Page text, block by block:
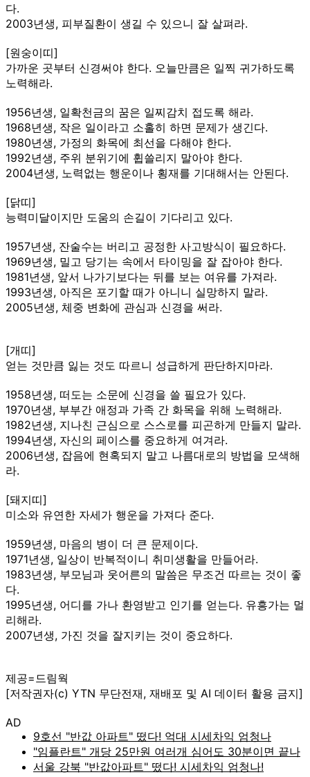
다.
2003년생, 피부질환이 생길 수 있으니 잘 살펴라.
[원숭이띠]
가까운 곳부터 신경써야 한다. 오늘만큼은 일찍 귀가하도록
노력해라.
1956년생, 일확천금의 꿈은 일찌감치 접도록 해라.
1968년생, 작은 일이라고 소홀히 하면 문제가 생긴다.
1980년생, 가정의 화목에 최선을 다해야 한다.
1992년생, 주위 분위기에 휩쓸리지 말아야 한다.
2004년생, 노력없는 행운이나 횡재를 기대해서는 안된다.
[닭띠]
능력미달이지만 도움의 손길이 기다리고 있다.
1957년생, 잔술수는 버리고 공정한 사고방식이 필요하다.
1969년생, 밀고 당기는 속에서 타이밍을 잘 잡아야 한다.
1981년생, 앞서 나가기보다는 뒤를 보는 여유를 가져라.
1993년생, 아직은 포기할 때가 아니니 실망하지 말라.
2005년생, 체중 변화에 관심과 신경을 써라.
[개띠]
얻는 것만큼 잃는 것도 따르니 성급하게 판단하지마라.
1958년생, 떠도는 소문에 신경을 쓸 필요가 있다.
1970년생, 부부간 애정과 가족 간 화목을 위해 노력해라.
1982년생, 지나친 근심으로 스스로를 피곤하게 만들지 말라.
1994년생, 자신의 페이스를 중요하게 여겨라.
2006년생, 잡음에 현혹되지 말고 나름대로의 방법을 모색해
라.
[돼지띠]
미소와 유연한 자세가 행운을 가져다 준다.
1959년생, 마음의 병이 더 큰 문제이다.
1971년생, 일상이 반복적이니 취미생활을 만들어라.
1983년생, 부모님과 웃어른의 말씀은 무조건 따르는 것이 좋
다.
1995년생, 어디를 가나 환영받고 인기를 얻는다. 유흥가는 멀
리해라.
2007년생, 가진 것을 잘지키는 것이 중요하다.
제공=드림웍
[저작권자(c) YTN 무단전재, 재배포 및 AI 데이터 활용 금지]
AD